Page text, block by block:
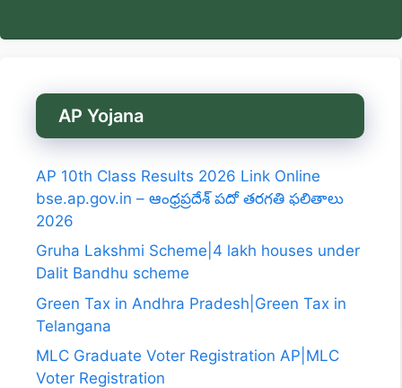
AP Yojana
AP 10th Class Results 2026 Link Online
bse.ap.gov.in – ఆంధ్రప్రదేశ్ పదో తరగతి ఫలితాలు
2026
Gruha Lakshmi Scheme|4 lakh houses under
Dalit Bandhu scheme
Green Tax in Andhra Pradesh|Green Tax in
Telangana
MLC Graduate Voter Registration AP|MLC
Voter Registration